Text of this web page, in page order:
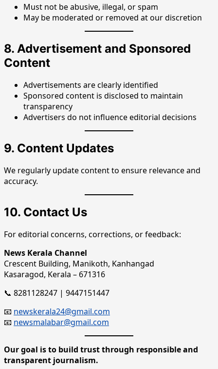
Must not be abusive, illegal, or spam
May be moderated or removed at our discretion
8. Advertisement and Sponsored
Content
Advertisements are clearly identified
Sponsored content is disclosed to maintain
transparency
Advertisers do not influence editorial decisions
9. Content Updates
We regularly update content to ensure relevance and
accuracy.
10. Contact Us
For editorial concerns, corrections, or feedback:
News Kerala Channel
Crescent Building, Manikoth, Kanhangad
Kasaragod, Kerala – 671316
📞 8281128247 | 9447151447
📧 newskerala24@gmail.com
📧 newsmalabar@gmail.com
Our goal is to build trust through responsible and
transparent journalism.